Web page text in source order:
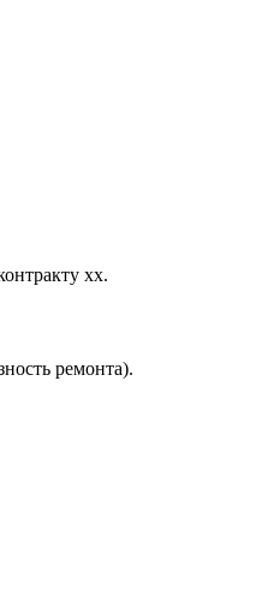
хх.
ремонта).